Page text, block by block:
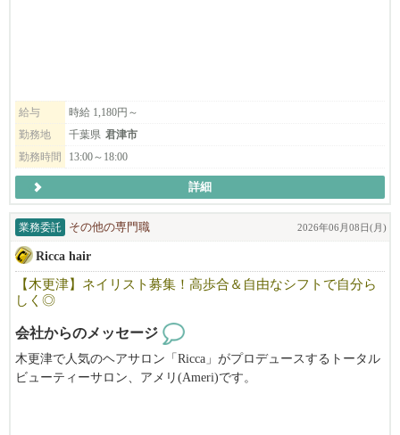
給与
時給 1,180円～
勤務地
千葉県 君津市
勤務時間
13:00～18:00
詳細
業務委託 その他の専門職 2026年06月08日(月)
Ricca hair
【木更津】ネイリスト募集！高歩合＆自由なシフトで自分ら
しく◎
会社からのメッセージ
木更津で人気のヘアサロン「Ricca」がプロデュースするトータル
ビューティーサロン、アメリ(Ameri)です。